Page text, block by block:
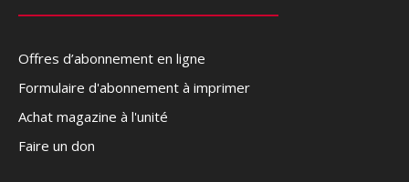
Offres d’abonnement en ligne
Formulaire d'abonnement à imprimer
Achat magazine à l'unité
Faire un don